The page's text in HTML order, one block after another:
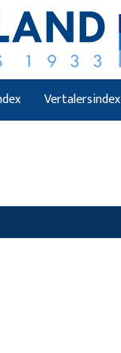
Vertalersindex